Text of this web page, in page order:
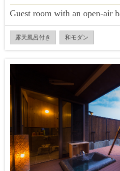
Guest room with an open-air
露天風呂付き 和モダン